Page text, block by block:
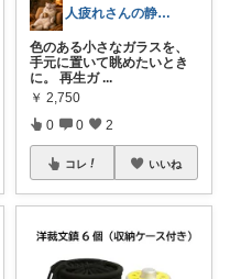
人疲れさんの静かな部屋づくり
色のある小さなガラスを、
手元に置いて眺めたいとき
に。 再生ガ ...
￥ 2,750
0 0 2
コレ いいね